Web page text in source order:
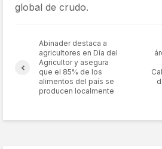
global de crudo.
Abinader destaca a
agricultores en Día del
Agricultor y asegura
que el 85% de los
alimentos del país se
producen localmente